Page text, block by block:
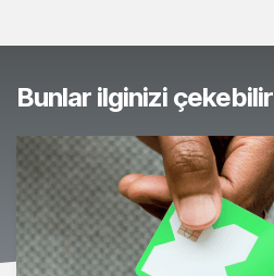
Bunlar ilginizi çekebilir